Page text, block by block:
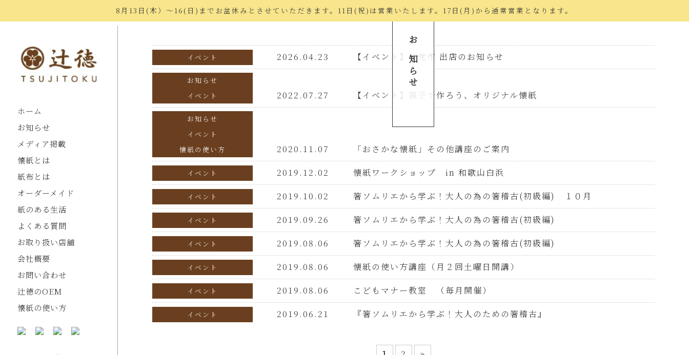
8月13日(木）〜16(日)までお盆休みとさせていただきます。11日(祝)は営業いたします。17日(月)から通常営業となります。
ホーム
お知らせ
メディア掲載
懐紙とは
紙布とは
オーダーメイド
紙のある生活
よくある質問
お取り扱い店舗
会社概要
お問い合わせ
辻徳のOEM
懐紙の使い方
お知らせ
イベント 2026.04.23 【イベント】甘党市 出店のお知らせ
お知らせ
イベント
2022.07.27 【イベント】親子で作ろう、オリジナル懐紙
お知らせ
イベント
懐紙の使い方
2020.11.07 「おさかな懐紙」その他講座のご案内
イベント 2019.12.02 懐紙ワークショップ in 和歌山白浜
イベント 2019.10.02 箸ソムリエから学ぶ！大人の為の箸稽古(初級編) １０月
イベント 2019.09.26 箸ソムリエから学ぶ！大人の為の箸稽古(初級編)
イベント 2019.08.06 箸ソムリエから学ぶ！大人の為の箸稽古(初級編)
イベント 2019.08.06 懐紙の使い方講座（月２回土曜日開講）
イベント 2019.08.06 こどもマナー教室 （毎月開催）
イベント 2019.06.21 『箸ソムリエから学ぶ！大人のための箸稽古』